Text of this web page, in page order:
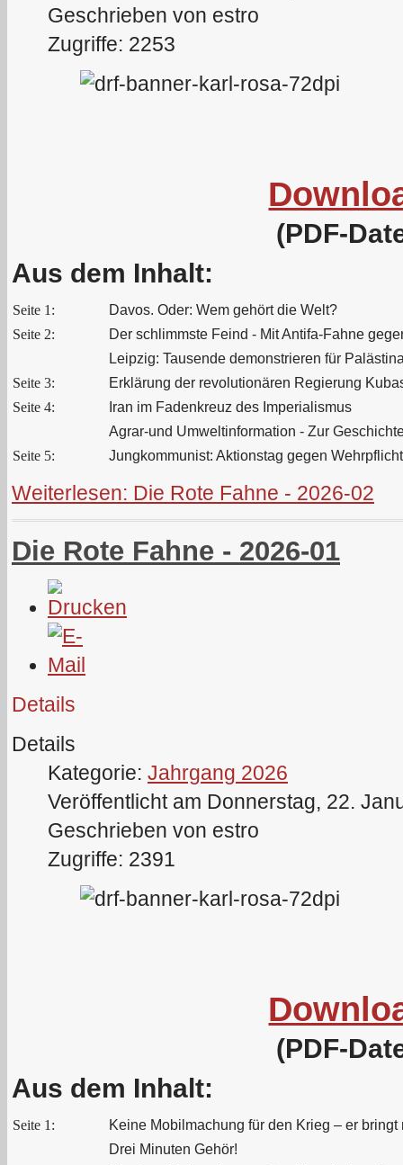
Geschrieben von estro
Zugriffe: 2253
(PDF-
Aus dem Inhalt:
Seite 1:
Davos. Oder: Wem gehört die Welt?
Seite 2:
Der schlimmste Feind - Mit Antifa-Fahne
Leipzig: Tausende demonstrieren für
Seite 3:
Erklärung der revolutionären Regierung
Seite 4:
Iran im Fadenkreuz des Imperialismus
Agrar-und Umweltinformation - Zur
Seite 5:
Jungkommunist: Aktionstag gegen
Weiterlesen: Die Rote Fahne - 2026-02
Die Rote Fahne - 2026-01
Details
Details
Kategorie: Jahrgang 2026
Veröffentlicht am Donnerstag, 22.
Geschrieben von estro
Zugriffe: 2391
(PDF-
Aus dem Inhalt:
Seite 1:
Keine Mobilmachung für den Krieg – er bringt
Drei Minuten Gehör!